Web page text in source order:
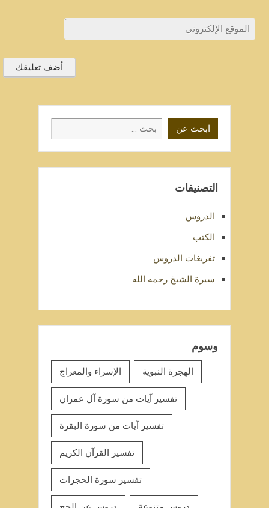
ابحث
عن
ابحث عن
التصنيفات
الدروس
الكتب
تفريغات الدروس
سيرة الشيخ رحمه الله
وسوم
الإسراء والمعراج الهجرة النبوية
تفسير آيات من سورة آل عمران
تفسير آيات من سورة البقرة
تفسير القرآن الكريم
تفسير سورة الحجرات